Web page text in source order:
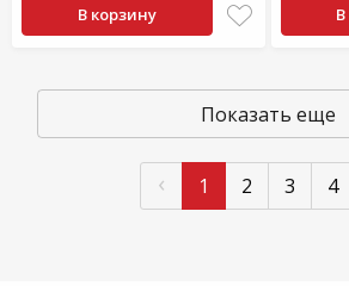
В корзину
Показать еще
‹ 1 2 3 4